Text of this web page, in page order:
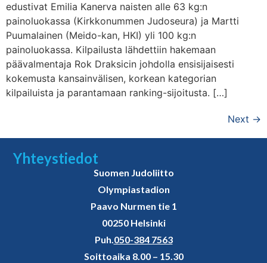
edustivat Emilia Kanerva naisten alle 63 kg:n
painoluokassa (Kirkkonummen Judoseura) ja Martti
Puumalainen (Meido-kan, HKI) yli 100 kg:n
painoluokassa. Kilpailusta lähdettiin hakemaan
päävalmentaja Rok Draksicin johdolla ensisijaisesti
kokemusta kansainvälisen, korkean kategorian
kilpailuista ja parantamaan ranking-sijoitusta. […]
Next →
Yhteystiedot
Suomen Judoliitto
Olympiastadion
Paavo Nurmen tie 1
00250 Helsinki
Puh.050-384 7563
Soittoaika 8.00 – 15.30